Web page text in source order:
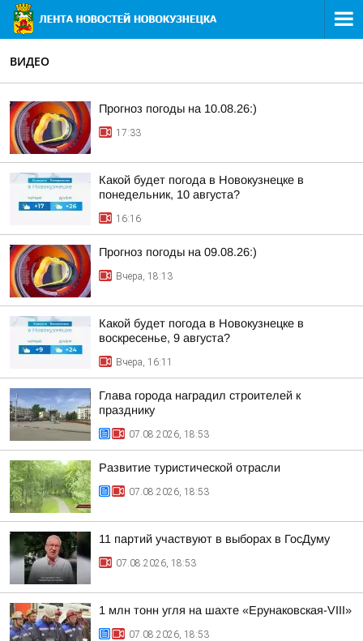
ВИДЕО
Прогноз погоды на 10.08.26:)
17:33
Какой будет погода в Новокузнецке в
понедельник, 10 августа?
16:16
Прогноз погоды на 09.08.26:)
Вчера, 18:13
Какой будет погода в Новокузнецке в
воскресенье, 9 августа?
Вчера, 16:11
Глава города наградил строителей к
празднику
07.08.2026, 18:53
Развитие туристической отрасли
07.08.2026, 18:53
11 партий участвуют в выборах в ГосДуму
07.08.2026, 18:53
1 млн тонн угля на шахте «Ерунаковская-VIII»
07.08.2026, 18:53